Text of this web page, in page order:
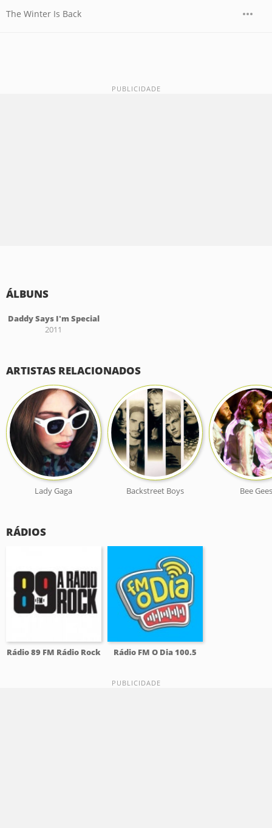
The Winter Is Back
ÁLBUNS
Daddy Says I'm Special
2011
ARTISTAS RELACIONADOS
Lady Gaga Backstreet Boys Bee Gees
RÁDIOS
Rádio 89 FM Rádio Rock Rádio FM O Dia 100.5